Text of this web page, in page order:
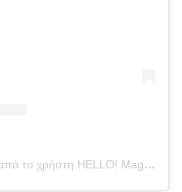
Η δημοσίευση κοινοποιήθηκε από το χρήστη HELLO! Magazine (@hellomag)